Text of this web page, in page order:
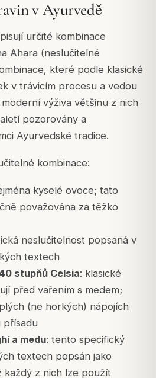
v Ayurvedě
určité kombinace
Ahara (neslučitelné
které podle klasické
v trávicím procesu a vedou
výživa většinu z nich
pozorovány a
Ayurvedské tradice.
kombinace:
kyselé ovoce; tato
považována za těžko
neslučitelnost popsaná v
textech
stupňů Celsia: klasické
před vařením s medem;
(ne horkých) nápojích
přísadu
a medu: tento specifický
textech popsán jako
každý z nich lze použít